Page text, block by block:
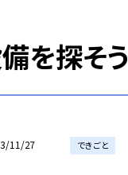
を探そう
11/27 できごと